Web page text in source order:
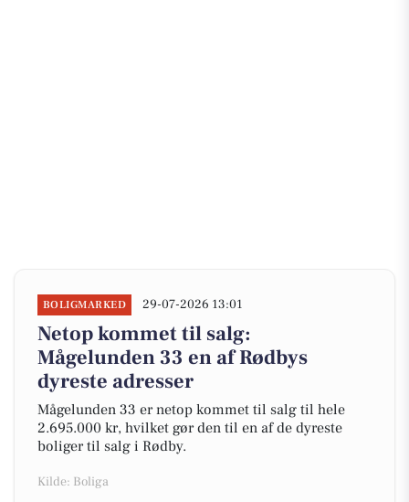
BOLIGMARKED 29-07-2026 13:01
Netop kommet til salg:
Mågelunden 33 en af Rødbys
dyreste adresser
Mågelunden 33 er netop kommet til salg til hele
2.695.000 kr, hvilket gør den til en af de dyreste
boliger til salg i Rødby.
Kilde: Boliga